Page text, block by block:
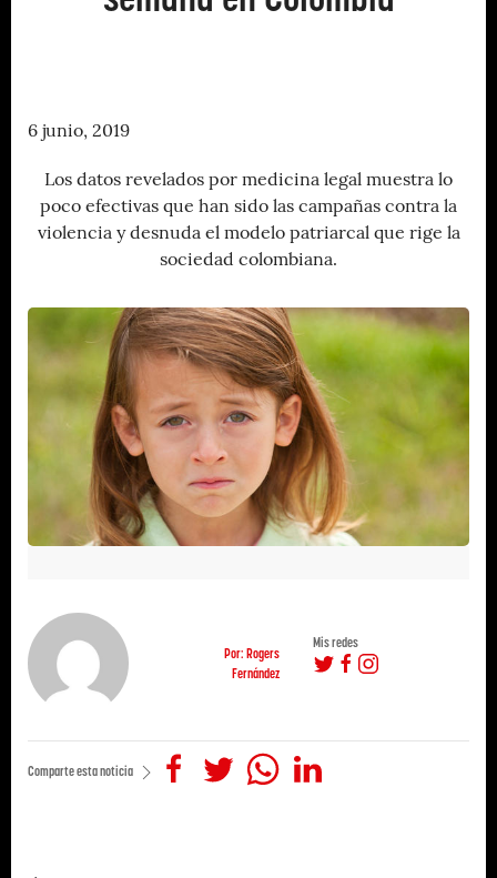
6 junio, 2019
Los datos revelados por medicina legal muestra lo
poco efectivas que han sido las campañas contra la
violencia y desnuda el modelo patriarcal que rige la
sociedad colombiana.
Por: Rogers
Fernández
Mis redes
Comparte esta noticia